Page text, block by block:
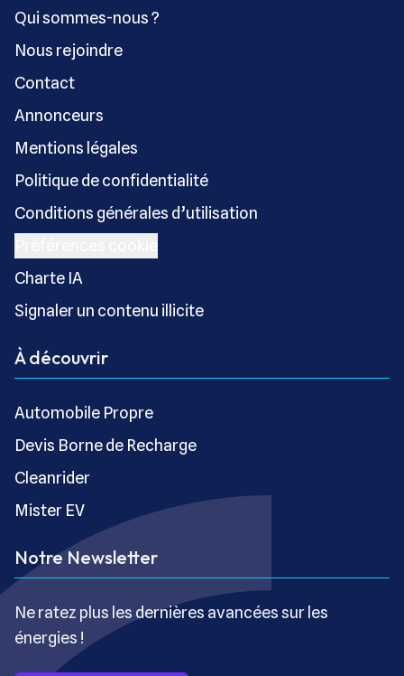
Qui sommes-nous ?
Nous rejoindre
Contact
Annonceurs
Mentions légales
Politique de confidentialité
Conditions générales d’utilisation
Charte IA
Signaler un contenu illicite
À découvrir
Automobile Propre
Devis Borne de Recharge
Cleanrider
Mister EV
Notre Newsletter
Ne ratez plus les dernières avancées sur les
énergies !